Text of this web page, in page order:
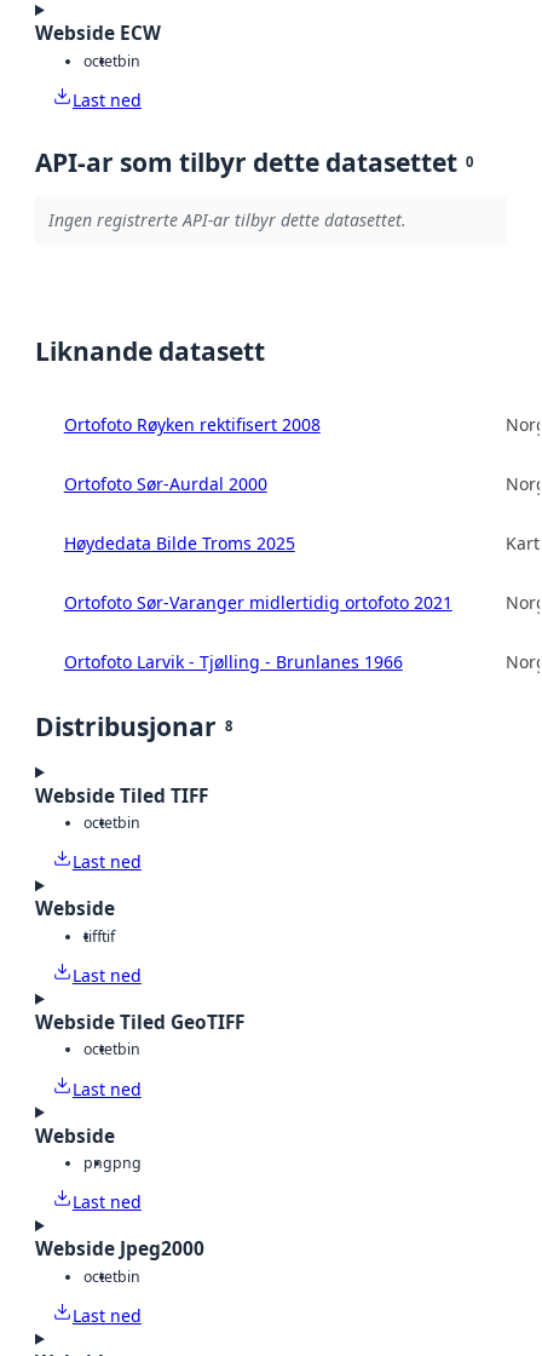
Webside ECW
octetbin
Last ned
API-ar som tilbyr dette datasettet 0
Ingen registrerte API-ar tilbyr dette datasettet.
Liknande datasett
Ortofoto Røyken rektifisert 2008
Ortofoto Sør-Aurdal 2000
Høydedata Bilde Troms 2025
Ortofoto Sør-Varanger midlertidig ortofoto 2021
Ortofoto Larvik - Tjølling - Brunlanes 1966
Distribusjonar 8
Webside Tiled TIFF
octetbin
Last ned
Webside
tifftif
Last ned
Webside Tiled GeoTIFF
octetbin
Last ned
Webside
pngpng
Last ned
Webside Jpeg2000
octetbin
Last ned